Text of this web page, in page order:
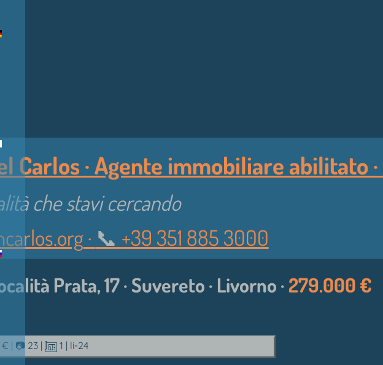
Carlos · Agente immobiliare abilitato
che stavi cercando
· 📞︎ +39 351 885 3000
Prata, 17 · Suvereto · Livorno ·279.000 €
€ | 📷 23 | 1 | li-24